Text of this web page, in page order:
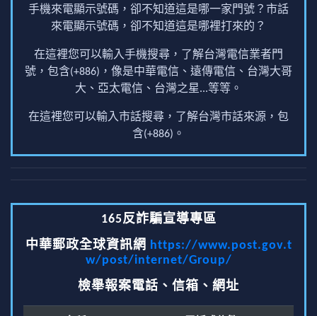
手機來電顯示號碼，卻不知道這是哪一家門號？市話
來電顯示號碼，卻不知道這是哪裡打來的？
在這裡您可以輸入手機搜尋，了解台灣電信業者門
號，包含(+886)，像是中華電信、遠傳電信、台灣大哥
大、亞太電信、台灣之星...等等。
在這裡您可以輸入市話搜尋，了解台灣市話來源，包
含(+886)。
165反詐騙宣導專區
中華郵政全球資訊網 https://www.post.gov.t
w/post/internet/Group/
檢舉報案電話、信箱、網址